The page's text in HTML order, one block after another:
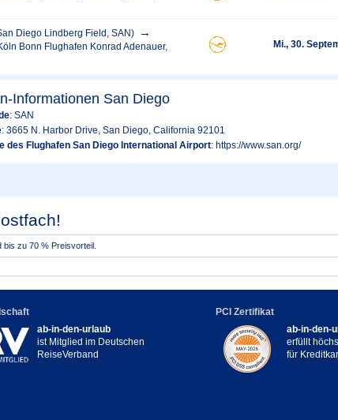
Diego Lindberg Field, SAN)
Bonn Flughafen Konrad Adenauer,
Mi., 30.
Informationen San Diego
: SAN
: 3665 N. Harbor Drive, San Diego, California 92101
des Flughafen San Diego International Airport: https://www.san.org/
zu 70 % Preisvorteil.
ab-in-den-urlaub
ist Mitglied im Deutschen
ReiseVerband
PCI Zertifikat
ab-in-den-
erfüllt
für